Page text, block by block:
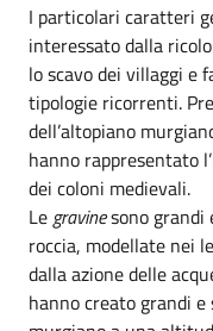
I particolari caratteri
interessato dalla
lo scavo dei villaggi e
tipologie ricorrenti.
dell’altopiano
hanno rappresentato l’
dei coloni medievali.
Le gravinesono grandi
roccia, modellate nei
dalla azione delle
hanno creato grandi